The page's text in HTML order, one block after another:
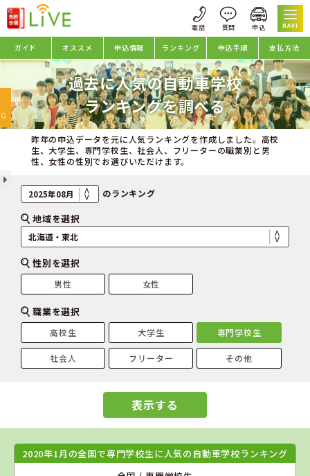
NAVI
ガイド オススメ 申込情報 ランキング 申込手順 支払方法
過去に人気の自動車学校
ランキングを調べる
昨年の申込データを元に人気ランキングを作成しました。高校
生、大学生、専門学校生、社会人、フリーターの職業別と男
性、女性の性別でお選びいただけます。
のランキング
地域を選択
性別を選択
男性 女性
職業を選択
高校生 大学生 専門学校生
社会人 フリーター その他
表示する
2020年1月の全国で専門学校生に人気の自動車学校ランキング